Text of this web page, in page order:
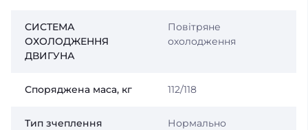
СИСТЕМА
ОХОЛОДЖЕННЯ
ДВИГУНА
Повітряне
охолодження
Споряджена маса, кг 112/118
Тип зчеплення
Нормально